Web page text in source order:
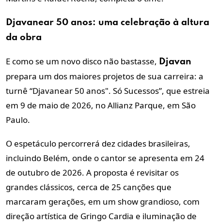
Djavanear 50 anos: uma celebração à altura
da obra
E como se um novo disco não bastasse, Djavan
prepara um dos maiores projetos de sua carreira: a
turnê “Djavanear 50 anos". Só Sucessos”, que estreia
em 9 de maio de 2026, no Allianz Parque, em São
Paulo.
O espetáculo percorrerá dez cidades brasileiras,
incluindo Belém, onde o cantor se apresenta em 24
de outubro de 2026. A proposta é revisitar os
grandes clássicos, cerca de 25 canções que
marcaram gerações, em um show grandioso, com
direção artística de Gringo Cardia e iluminação de